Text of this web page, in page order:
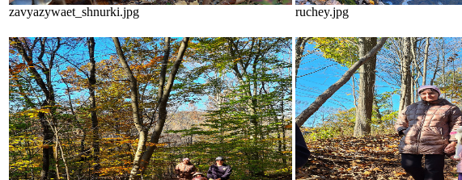
zavyazywaet_shnurki.jpg ruchey.jpg